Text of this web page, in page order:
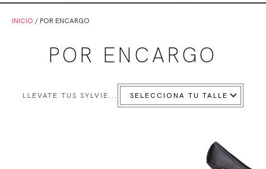
INICIO / POR ENCARGO
POR ENCARGO
LLEVATE TUS SYLVIE...